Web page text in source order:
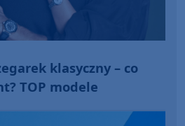
klasyczny – co
TOP modele